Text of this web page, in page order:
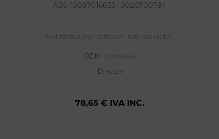
ABS 10097016033 10020700794
FIAT DOBLO (119) 1.9 JTD CAT | 0.05 - 0.10 1.9 JTD...
OEM: 10097016033
ID: 821257
78,65 € IVA INC.